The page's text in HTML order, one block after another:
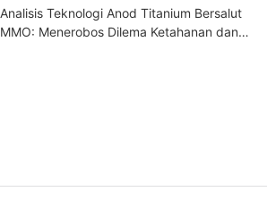
Analisis Teknologi Anod Titanium Bersalut
MMO: Menerobos Dilema Ketahanan dan